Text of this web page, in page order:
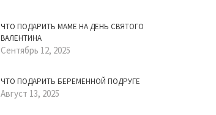
ЧТО ПОДАРИТЬ МАМЕ НА ДЕНЬ СВЯТОГО
ВАЛЕНТИНА
Сентябрь 12, 2025
ЧТО ПОДАРИТЬ БЕРЕМЕННОЙ ПОДРУГЕ
Август 13, 2025